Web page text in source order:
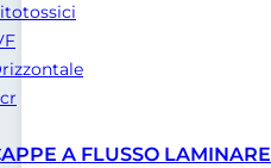
A FLUSSO LAMINARE